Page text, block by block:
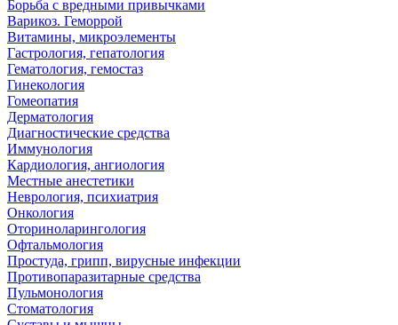
Борьба с вредными привычками
Варикоз. Геморрой
Витамины, микроэлементы
Гастрология, гепатология
Гематология, гемостаз
Гинекология
Гомеопатия
Дерматология
Диагностические средства
Иммунология
Кардиология, ангиология
Местные анестетики
Неврология, психиатрия
Онкология
Оториноларингология
Офтальмология
Простуда, грипп, вирусные инфекции
Противопаразитарные средства
Пульмонология
Стоматология